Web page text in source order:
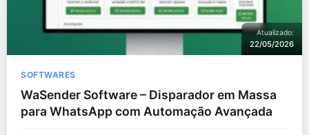
Atualizado:
22/05/2026
SOFTWARES
WaSender Software – Disparador em Massa
para WhatsApp com Automação Avançada